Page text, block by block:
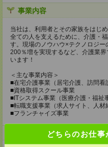
どちらのお仕事
事業内容
当社は、利用者とその家族をはじ
全ての人を支えるために、介護・
す。現場のノウハウ×テクノロジ
200％増を実現するなど、介護業
います！
＜主な事業内容＞
■在宅介護事業（居宅介護、訪問看
■資格取得スクール事業
■ITシステム事業（医療介護・福祉
■転職支援事業（求人サイト、人材
■フランチャイズ事業
ホームページ